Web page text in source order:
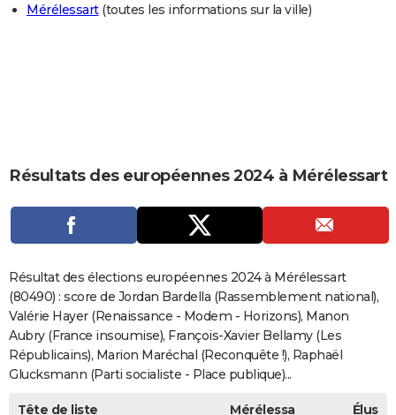
CARTE DE VOEUX
Carte de Noël
Carte Bonne année
Carte Saint-Valentin
Carte Pâques
Carte d'anniversaire
DICTIONNAIRE
Dictionnaire
Biographies
Citations
Expressions
Proverbes
PROGRAMME TV
COPAINS D'AVANT
S'inscrire
Se connecter
Lycées
Collèges
Primaires
Universités
Entreprises
Service militaire
Avis de recherche
AVIS DE DÉCÈS
FORUM
Mérélessart(toutes les informations sur la ville)
Résultats des européennes 2024 à Mérélessart
Résultat des élections européennes 2024 à Mérélessart
(80490) : score de Jordan Bardella (Rassemblement national),
Valérie Hayer (Renaissance - Modem - Horizons), Manon
Aubry (France insoumise), François-Xavier Bellamy (Les
Républicains), Marion Maréchal (Reconquête !), Raphaël
Glucksmann (Parti socialiste - Place publique)...
Tête de liste
Mérélessa
Élus